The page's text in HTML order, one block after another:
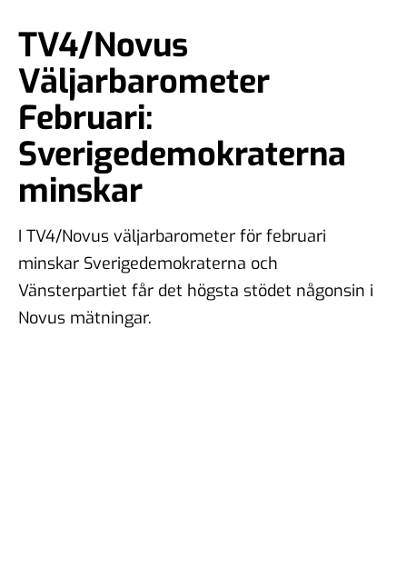
TV4/Novus
Väljarbarometer
Februari:
Sverigedemokraterna
minskar
I TV4/Novus väljarbarometer för februari
minskar Sverigedemokraterna och
Vänsterpartiet får det högsta stödet någonsin i
Novus mätningar.